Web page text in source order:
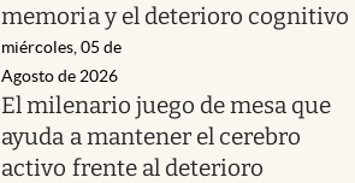
memoria y el deterioro cognitivo
miércoles, 05 de
Agosto de 2026
El milenario juego de mesa que
ayuda a mantener el cerebro
activo frente al deterioro